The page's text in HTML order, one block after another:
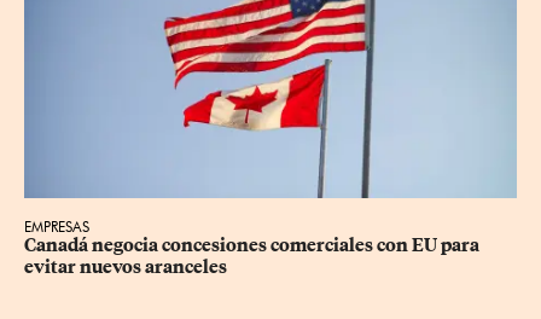
EMPRESAS
Canadá negocia concesiones comerciales con EU para
evitar nuevos aranceles